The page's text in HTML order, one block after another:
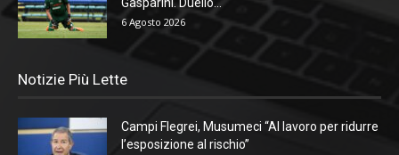
6 Agosto 2026
Notizie Più Lette
Campi Flegrei, Musumeci “Al lavoro per ridurre
l’esposizione al rischio”